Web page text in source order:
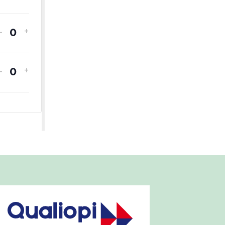
Quantité
+
Quantité
+